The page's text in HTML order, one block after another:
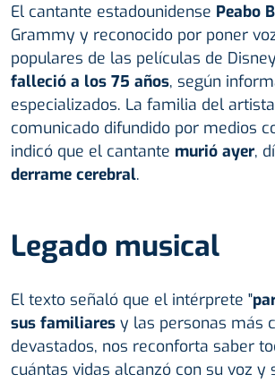
El cantante estadounidense Peabo
Grammy y reconocido por poner
populares de las películas de
falleció a los 75 años, según
especializados. La familia del
comunicado difundido por medios
indicó que el cantante murió ayer,
derrame cerebral.
Legado musical
El texto señaló que el intérprete "
sus familiaresy las personas más
devastados, nos reconforta saber
cuántas vidas alcanzó con su voz y